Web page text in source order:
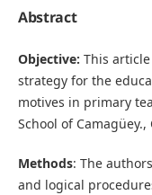
Abstract
Objective: This
strategy for the
motives in primary
School of Camagüey.,
Methods: The
and logical